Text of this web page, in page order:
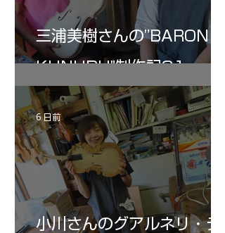
三浦美樹さんの”BARON・
KUNUPU"制作記31
小川さんのグアルネリ・デ
6 日前